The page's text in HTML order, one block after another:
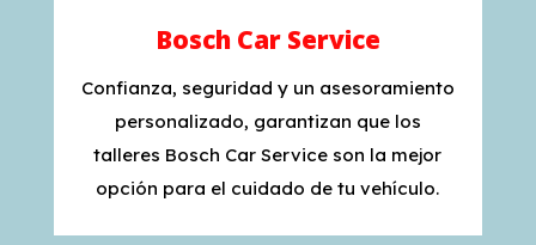
Bosch Car Service
Confianza, seguridad y un asesoramiento
personalizado, garantizan que los
talleres Bosch Car Service son la mejor
opción para el cuidado de tu vehículo.